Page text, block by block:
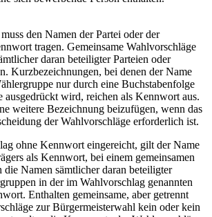
den Namen der Partei oder der
tragen. Gemeinsame Wahlvorschläge
daran beteiligter Parteien oder
Kurzbezeichnungen, bei denen der Name
nur durch eine Buchstabenfolge
ausgedrückt wird, reichen als Kennwort aus.
weitere Bezeichnung beizufügen, wenn das
der Wahlvorschläge erforderlich ist.
ohne Kennwort eingereicht, gilt der Name
als Kennwort, bei einem gemeinsamen
die Namen sämtlicher daran beteiligter
in der im Wahlvorschlag genannten
Enthalten gemeinsame, aber getrennt
zur Bürgermeisterwahl kein oder kein